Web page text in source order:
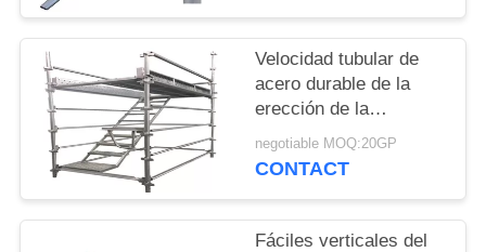
Velocidad tubular de
acero durable de la
erección de la
soldadura automática
del andamio de la
negotiable MOQ:20GP
CONTACT
Fáciles verticales del